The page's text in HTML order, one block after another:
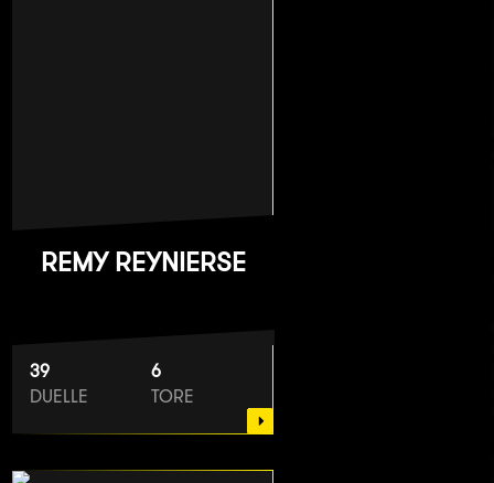
REMY REYNIERSE
39
DUELLE
6
TORE